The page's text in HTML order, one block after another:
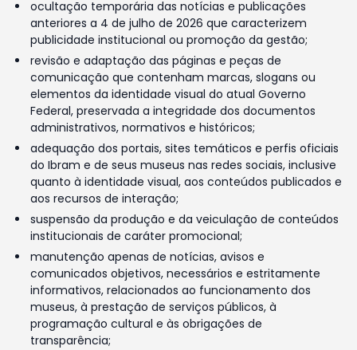
ocultação temporária das notícias e publicações
anteriores a 4 de julho de 2026 que caracterizem
publicidade institucional ou promoção da gestão;
revisão e adaptação das páginas e peças de
comunicação que contenham marcas, slogans ou
elementos da identidade visual do atual Governo
Federal, preservada a integridade dos documentos
administrativos, normativos e históricos;
adequação dos portais, sites temáticos e perfis oficiais
do Ibram e de seus museus nas redes sociais, inclusive
quanto à identidade visual, aos conteúdos publicados e
aos recursos de interação;
suspensão da produção e da veiculação de conteúdos
institucionais de caráter promocional;
manutenção apenas de notícias, avisos e
comunicados objetivos, necessários e estritamente
informativos, relacionados ao funcionamento dos
museus, à prestação de serviços públicos, à
programação cultural e às obrigações de
transparência;